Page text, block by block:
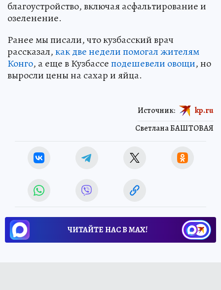
благоустройство, включая асфальтирование и
озеленение.
Ранее мы писали, что кузбасский врач
рассказал,как две недели помогал жителям
Конго, а еще в Кузбассеподешевели овощи, но
выросли цены на сахар и яйца.
Светлана БАШТОВАЯ
Источник: kp.ru
ЧИТАЙТЕ НАС В МАХ!